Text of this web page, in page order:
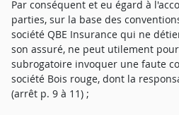
Par conséquent et eu égard à
parties, sur la base des
société QBE Insurance qui ne
son assuré, ne peut utilement
subrogatoire invoquer une faute
société Bois rouge, dont la
(arrêt p. 9 à 11) ;